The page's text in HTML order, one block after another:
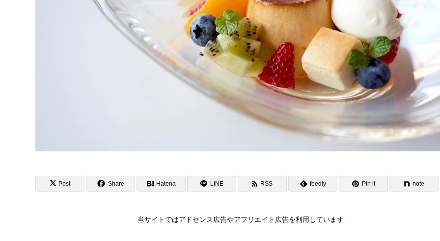
Post Share Hatena LINE RSS feedly Pin it note
当サイトではアドセンス広告やアフリエイト広告を利用しています